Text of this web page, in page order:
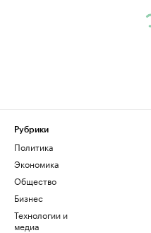
Рубрики
Политика
Экономика
Общество
Бизнес
Технологии и
медиа